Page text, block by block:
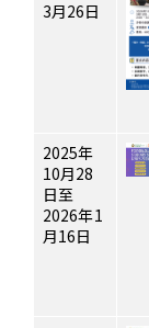
3月26日
2025年
10月28
日至
2026年1
月16日